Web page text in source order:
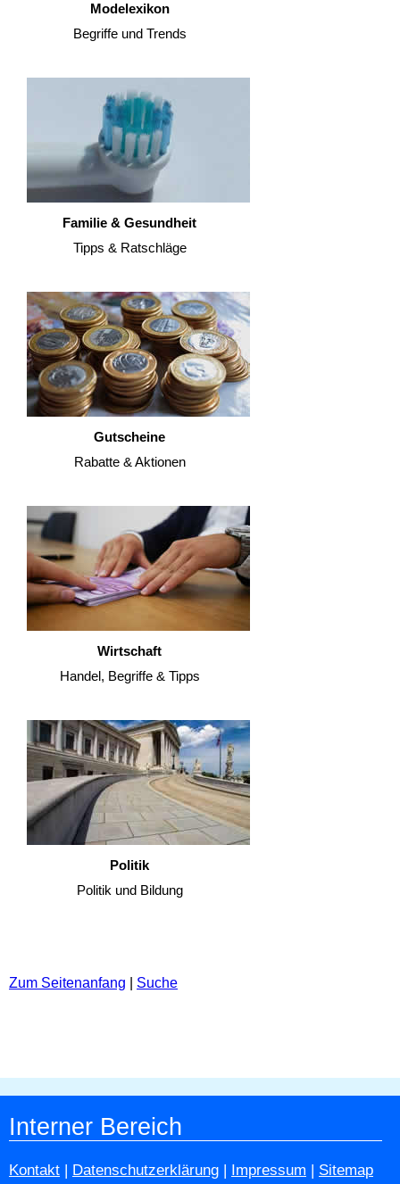
Modelexikon
Begriffe und Trends
Familie & Gesundheit
Tipps & Ratschläge
Gutscheine
Rabatte & Aktionen
Wirtschaft
Handel, Begriffe & Tipps
Politik
Politik und Bildung
Zum Seitenanfang Suche
Interner Bereich
Kontakt | Datenschutzerklärung | Impressum | Sitemap